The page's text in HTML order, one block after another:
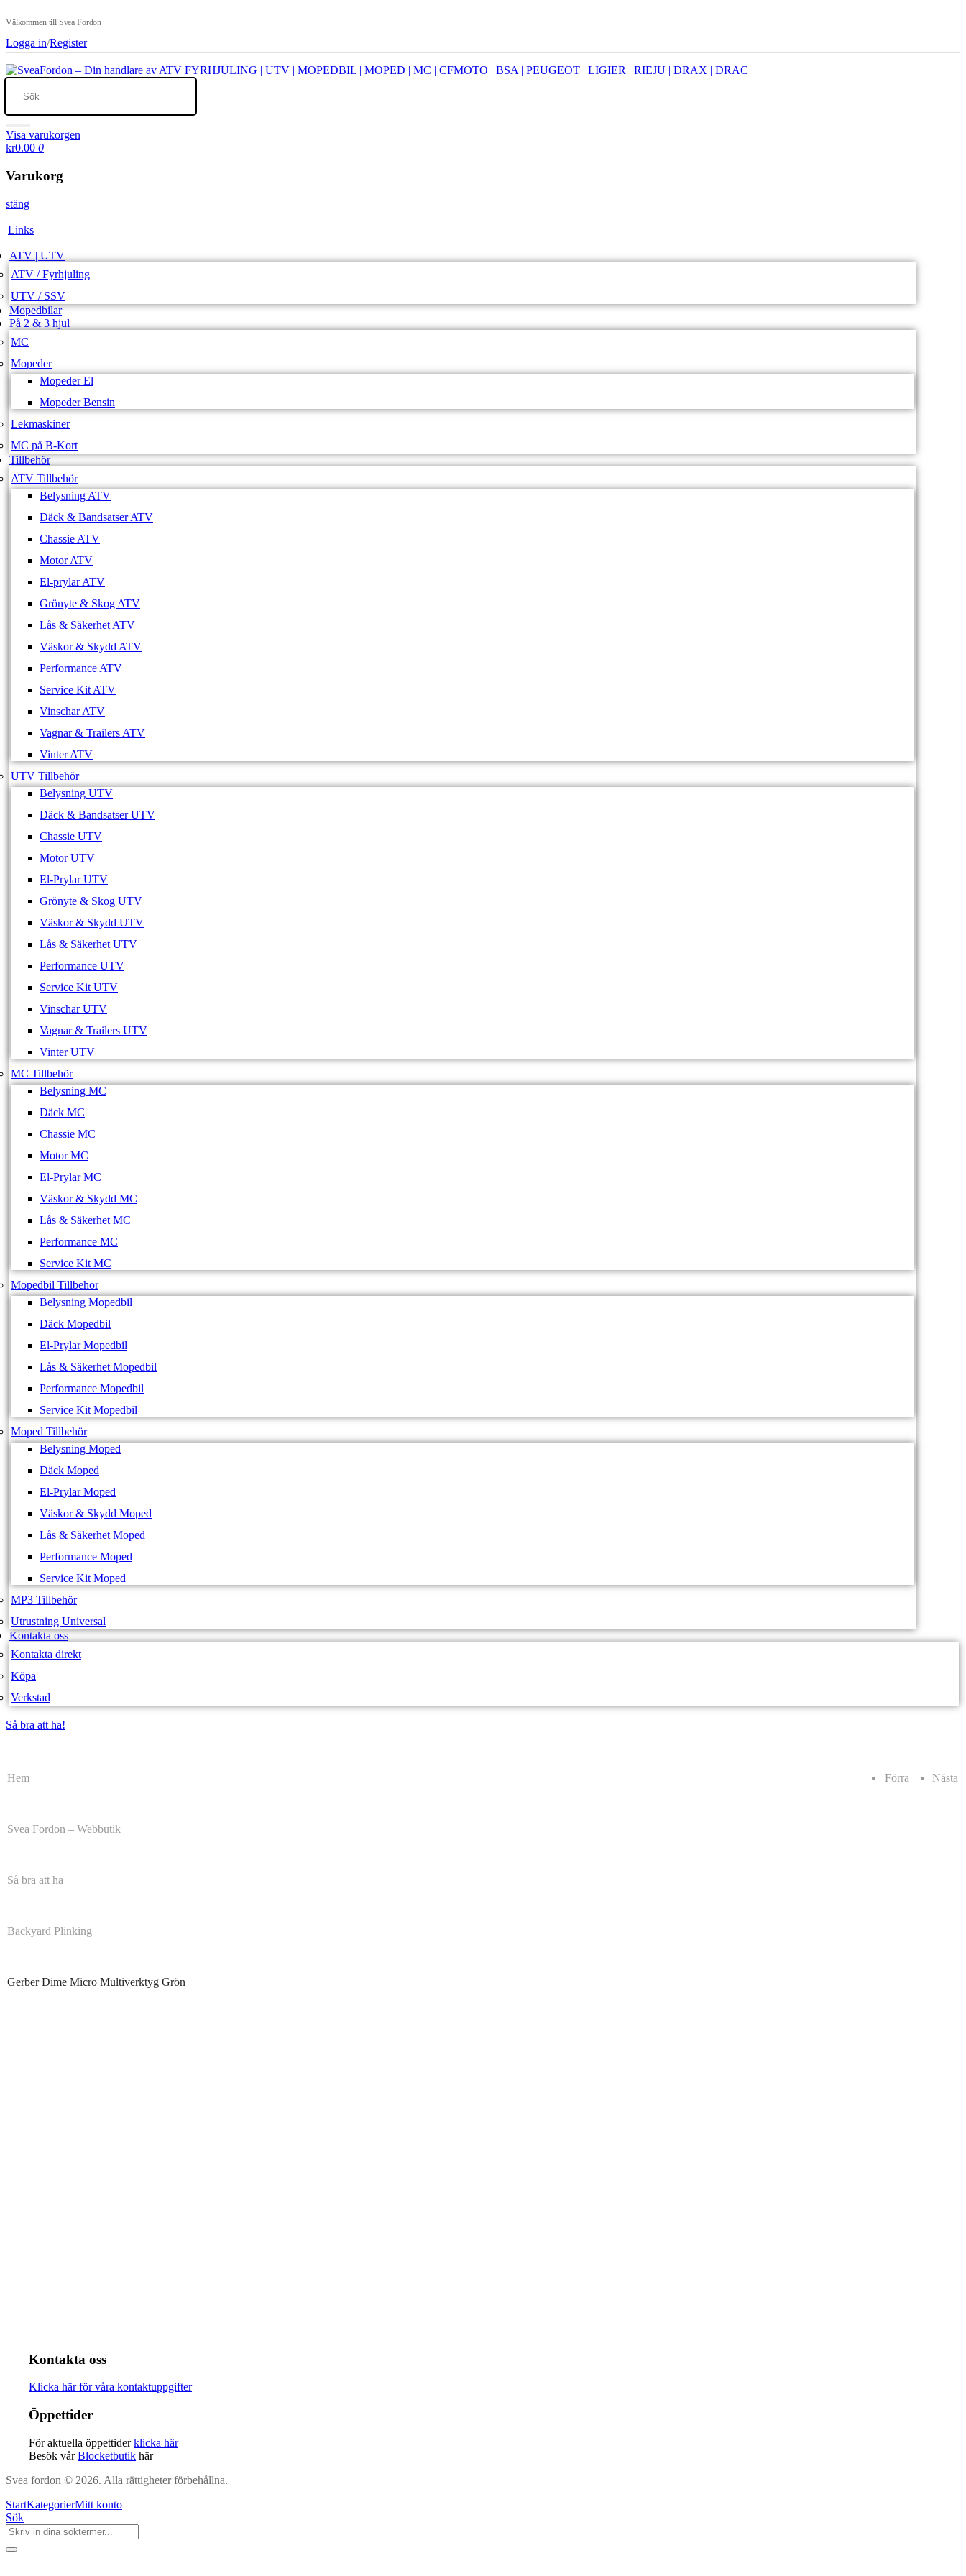
Välkommen till Svea Fordon
Logga in/Register
Visa varukorgen
kr0.00 0
Varukorg
stäng
Links
ATV | UTV
ATV / Fyrhjuling
UTV / SSV
Mopedbilar
På 2 & 3 hjul
MC
Mopeder
Mopeder El
Mopeder Bensin
Lekmaskiner
MC på B-Kort
Tillbehör
ATV Tillbehör
Belysning ATV
Däck & Bandsatser ATV
Chassie ATV
Motor ATV
El-prylar ATV
Grönyte & Skog ATV
Lås & Säkerhet ATV
Väskor & Skydd ATV
Performance ATV
Service Kit ATV
Vinschar ATV
Vagnar & Trailers ATV
Vinter ATV
UTV Tillbehör
Belysning UTV
Däck & Bandsatser UTV
Chassie UTV
Motor UTV
El-Prylar UTV
Grönyte & Skog UTV
Väskor & Skydd UTV
Lås & Säkerhet UTV
Performance UTV
Service Kit UTV
Vinschar UTV
Vagnar & Trailers UTV
Vinter UTV
MC Tillbehör
Belysning MC
Däck MC
Chassie MC
Motor MC
El-Prylar MC
Väskor & Skydd MC
Lås & Säkerhet MC
Performance MC
Service Kit MC
Mopedbil Tillbehör
Belysning Mopedbil
Däck Mopedbil
El-Prylar Mopedbil
Lås & Säkerhet Mopedbil
Performance Mopedbil
Service Kit Mopedbil
Moped Tillbehör
Belysning Moped
Däck Moped
El-Prylar Moped
Väskor & Skydd Moped
Lås & Säkerhet Moped
Performance Moped
Service Kit Moped
MP3 Tillbehör
Utrustning Universal
Kontakta oss
Kontakta direkt
Köpa
Verkstad
Så bra att ha!
Hem
Svea Fordon – Webbutik
Så bra att ha
Backyard Plinking
Gerber Dime Micro Multiverktyg Grön
Förra Nästa
Kontakta oss
Klicka här för våra kontaktuppgifter
Öppettider
För aktuella öppettiderklicka här
Besök vårBlocketbutik här
Svea fordon © 2026. Alla rättigheter förbehållna.
StartKategorierMitt konto
Sök